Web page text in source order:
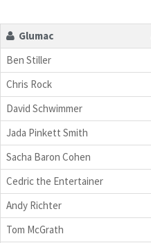
Glumac
Ben Stiller
Chris Rock
David Schwimmer
Jada Pinkett Smith
Sacha Baron Cohen
Cedric the Entertainer
Andy Richter
Tom McGrath